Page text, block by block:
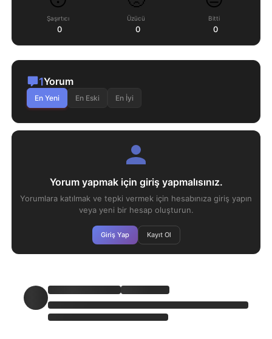
Şaşırtıcı
0
Üzücü
0
Bitti
0
1Yorum
En Yeni En Eski En İyi
Yorum yapmak için giriş yapmalısınız.
Yorumlara katılmak ve tepki vermek için hesabınıza giriş yapın
veya yeni bir hesap oluşturun.
Giriş Yap Kayıt Ol